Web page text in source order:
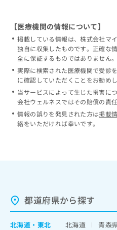
【医療機関の情報について】
掲載している情報は、株式会社マ
独自に収集したものです。正確な
全に保証するものではありません。
実際に検索された医療機関で受診
に確認していただくことをお勧めし
当サービスによって生じた損害に
会社ウェルネスではその賠償の責
情報の誤りを発見された方は掲載
絡をいただければ幸いです。
都道府県から探す
北海道 ・ 東北 北海道 青森